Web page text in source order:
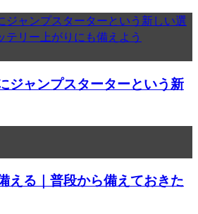
ジャンプスターターという新
える｜普段から備えておきた